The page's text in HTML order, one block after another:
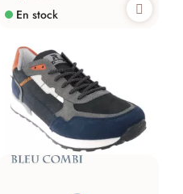
En stock